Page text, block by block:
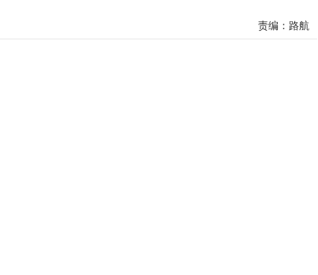
责编：路航